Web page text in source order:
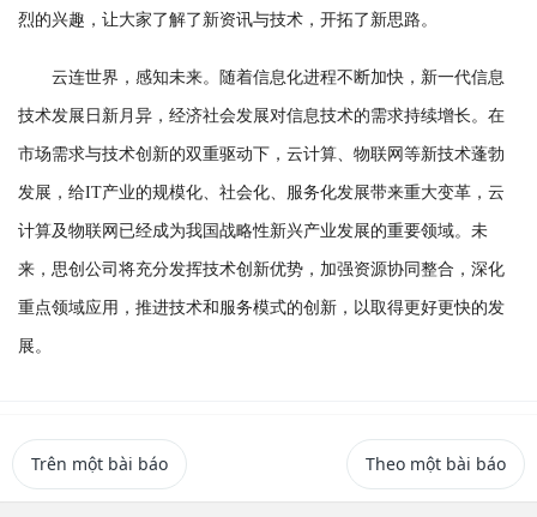
烈的兴趣，让大家了解了新资讯与技术，开拓了新思路。
云连世界，感知未来。随着信息化进程不断加快，新一代信息
技术发展日新月异，经济社会发展对信息技术的需求持续增长。在
市场需求与技术创新的双重驱动下，云计算、物联网等新技术蓬勃
发展，给IT产业的规模化、社会化、服务化发展带来重大变革，云
计算及物联网已经成为我国战略性新兴产业发展的重要领域。未
来，思创公司将充分发挥技术创新优势，加强资源协同整合，深化
重点领域应用，推进技术和服务模式的创新，以取得更好更快的发
展。
Trên một bài báo Theo một bài báo